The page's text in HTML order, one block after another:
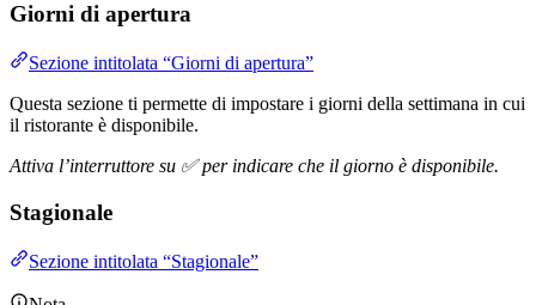
Giorni di apertura
Sezione intitolata “Giorni di apertura”
Questa sezione ti permette di impostare i giorni della settimana in cui
il ristorante è disponibile.
Attiva l’interruttore su ✅ per indicare che il giorno è disponibile.
Stagionale
Sezione intitolata “Stagionale”